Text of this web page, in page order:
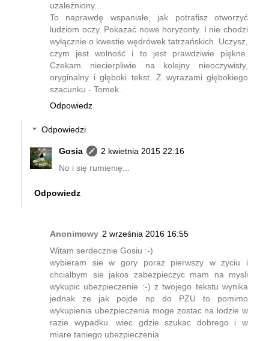
uzależniony...
To naprawdę wspaniałe, jak potrafisz otworzyć
ludziom oczy. Pokazać nowe horyzonty. I nie chodzi
wyłącznie o kwestie wędrówek tatrzańskich. Uczysz,
czym jest wolność i to jest prawdziwie piękne.
Czekam niecierpliwie na kolejny nieoczywisty,
oryginalny i głęboki tekst. Z wyrazami głębokiego
szacunku - Tomek.
Odpowiedz
Odpowiedzi
Gosia
2 kwietnia 2015 22:16
No i się rumienię...
Odpowiedz
Anonimowy 2 września 2016 16:55
Witam serdecznie Gosiu :-)
wybieram sie w gory poraz pierwszy w zyciu i
chcialbym sie jakos zabezpieczyc mam na mysli
wykupic ubezpieczenie :-) z twojego tekstu wynika
jednak ze jak pojde np do PZU to pomimo
wykupienia ubezpieczenia moge zostac na lodzie w
razie wypadku. wiec gdzie szukac dobrego i w
miare taniego ubezpieczenia